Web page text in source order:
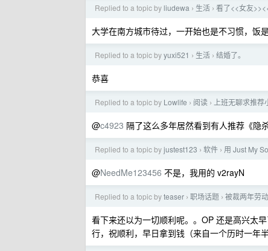
Replied to a topic by liudewa › 生活 › 看了<<女友
大学在南方城市待过，一开始也是不习惯，饭
Replied to a topic byyuxi521 › 生活 › 结婚了。
恭喜
Replied to a topic by Lowlife › 阅读 › 上班无聊求推
@c4923 隔了这么多年居然看到有人推荐《隐
Replied to a topic byjustest123 › 软件 › 用 Just My
@NeedMe123456 不是，我用的 v2rayN
Replied to a topic byteaser › 职场话题 › 被裁两年劳
看下来还以为一切顺利呢。。OP 还是高兴太
行，祝顺利，早日拿到钱（来自一个历时一年